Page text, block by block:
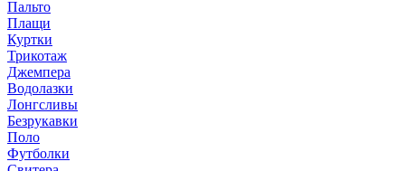
Пальто
Плащи
Куртки
Трикотаж
Джемпера
Водолазки
Лонгсливы
Безрукавки
Поло
Футболки